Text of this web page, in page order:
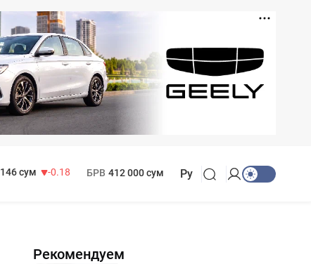
146 сум
-0.18
БРВ 412 000 сум Ру
Рекомендуем